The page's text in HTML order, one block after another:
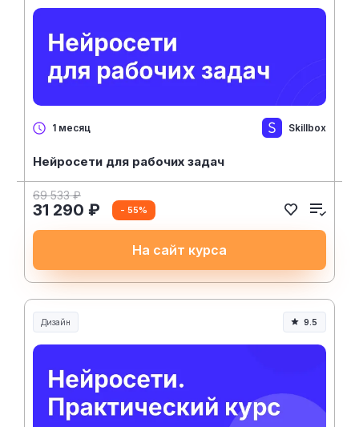
1 месяц Skillbox
Нейросети для рабочих задач
69 533 ₽
31 290 ₽ - 55%
На сайт курса
Дизайн 9.5